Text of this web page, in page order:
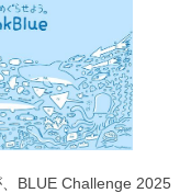
BLUE Challenge 2025